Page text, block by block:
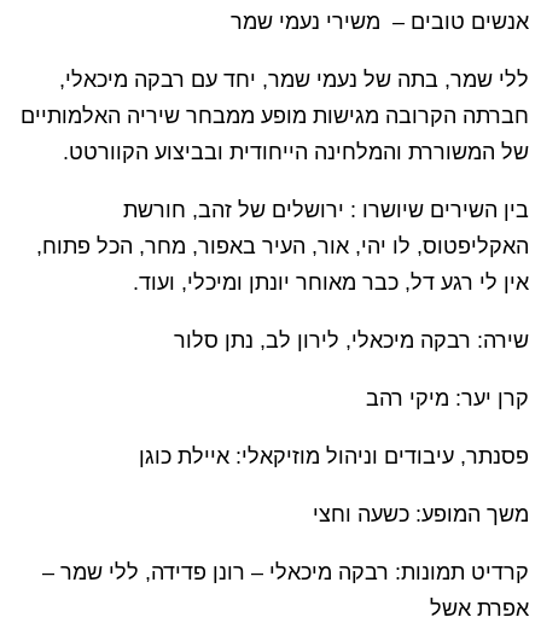
אנשים טובים – משירי נעמי שמר
ללי שמר, בתה של נעמי שמר, יחד עם רבקה מיכאלי,
חברתה הקרובה מגישות מופע ממבחר שיריה האלמותיים
של המשוררת והמלחינה הייחודית ובביצוע הקוורטט.
בין השירים שיושרו : ירושלים של זהב, חורשת
האקליפטוס, לו יהי, אור, העיר באפור, מחר, הכל פתוח,
אין לי רגע דל, כבר מאוחר יונתן ומיכלי, ועוד.
שירה: רבקה מיכאלי, לירון לב, נתן סלור
קרן יער: מיקי רהב
פסנתר, עיבודים וניהול מוזיקאלי: איילת כוגן
משך המופע: כשעה וחצי
קרדיט תמונות: רבקה מיכאלי – רונן פדידה, ללי שמר –
אפרת אשל